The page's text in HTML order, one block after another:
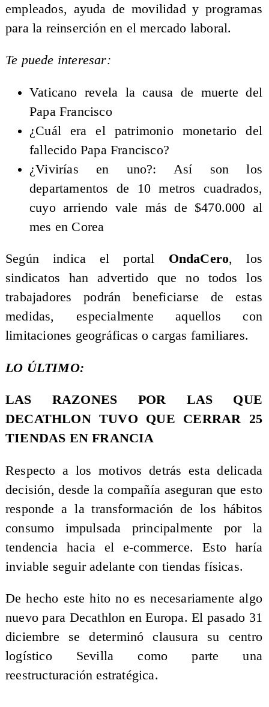
empleados, ayuda de movilidad y programas
para la reinserción en el mercado laboral.
Te puede interesar:
Vaticano revela la causa de muerte del
Papa Francisco
¿Cuál era el patrimonio monetario del
fallecido Papa Francisco?
¿Vivirías en uno?: Así son los
departamentos de 10 metros cuadrados,
cuyo arriendo vale más de $470.000 al
mes en Corea
Según indica el portal OndaCero, los
sindicatos han advertido que no todos los
trabajadores podrán beneficiarse de estas
medidas, especialmente aquellos con
limitaciones geográficas o cargas familiares.
LO ÚLTIMO:
LAS RAZONES POR LAS QUE
DECATHLON TUVO QUE CERRAR 25
TIENDAS EN FRANCIA
Respecto a los motivos detrás esta delicada
decisión, desde la compañía aseguran que esto
responde a la transformación de los hábitos
consumo impulsada principalmente por la
tendencia hacia el e-commerce. Esto haría
inviable seguir adelante con tiendas físicas.
De hecho este hito no es necesariamente algo
nuevo para Decathlon en Europa. El pasado 31
diciembre se determinó clausura su centro
logístico Sevilla como parte una
reestructuración estratégica.